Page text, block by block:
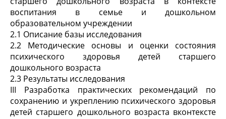
воспитания в семье и дошкольном
образовательном учреждении
2.1 Описание базы исследования
2.2 Методические основы и оценки состояния
психического здоровья детей старшего
дошкольного возраста
2.3 Результаты исследования
III Разработка практических рекомендаций по
сохранению и укреплению психического здоровья
детей старшего дошкольного возраста вконтексте